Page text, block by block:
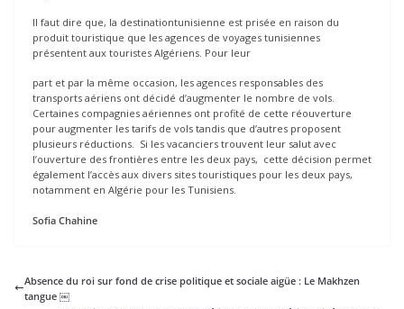
Il faut dire que, la destinationtunisienne est prisée en raison du
produit touristique que les agences de voyages tunisiennes
présentent aux touristes Algériens. Pour leur
part et par la même occasion, les agences responsables des
transports aériens ont décidé d’augmenter le nombre de vols.
Certaines compagnies aériennes ont profité de cette réouverture
pour augmenter les tarifs de vols tandis que d’autres proposent
plusieurs réductions. Si les vacanciers trouvent leur salut avec
l’ouverture des frontières entre les deux pays, cette décision permet
également l’accès aux divers sites touristiques pour les deux pays,
notamment en Algérie pour les Tunisiens.
Sofia Chahine
Absence du roi sur fond de crise politique et sociale aigüe : Le Makhzen
tangue ￼